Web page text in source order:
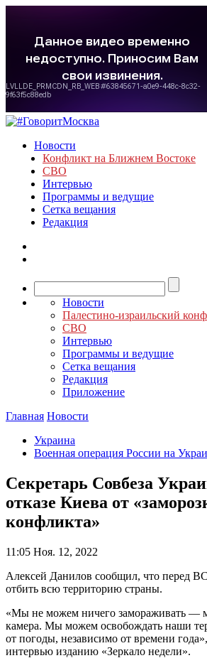
Новости
Конфликт на Ближнем Востоке
СВО
Интервью
Программы и ведущие
Сетка вещания
Редакция
Новости
Палестино-израильский
СВО
Интервью
Программы и ведущие
Сетка вещания
Редакция
Приложение
Главная Новости
Украина
Военная операция России на
Секретарь Совбеза
отказе Киева от
конфликта»
11:05 Ноя. 12, 2022
Алексей Данилов сообщил, что перед
отбить всю территорию страны.
«Мы не можем ничего замораживать —
камера. Мы можем освобождать наши
от погоды, независимо от времени
интервью изданию «Зеркало недели».